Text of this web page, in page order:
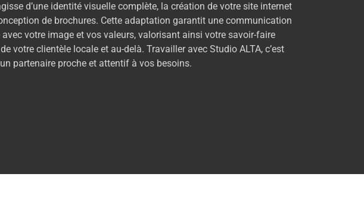
d’une identité visuelle complète, la création de votre site internet
de brochures. Cette adaptation garantit une communication
avec votre image et vos valeurs, valorisant ainsi votre savoir-faire
votre clientèle locale et au-delà. Travailler avec Studio ALTA, c’est
partenaire proche et attentif à vos besoins.